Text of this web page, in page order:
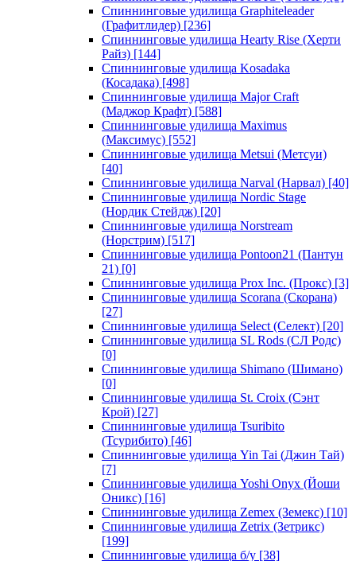
Спиннинговые удилища Graphiteleader
(Графитлидер) [236]
Спиннинговые удилища Hearty Rise (Херти
Райз) [144]
Спиннинговые удилища Kosadaka
(Косадака) [498]
Спиннинговые удилища Major Craft
(Маджор Крафт) [588]
Спиннинговые удилища Maximus
(Максимус) [552]
Спиннинговые удилища Metsui (Метсуи)
[40]
Спиннинговые удилища Narval (Нарвал) [40]
Спиннинговые удилища Nordic Stage
(Нордик Стейдж) [20]
Спиннинговые удилища Norstream
(Норстрим) [517]
Спиннинговые удилища Pontoon21 (Пантун
21) [0]
Спиннинговые удилища Prox Inc. (Прокс) [3]
Спиннинговые удилища Scorana (Скорана)
[27]
Спиннинговые удилища Select (Селект) [20]
Спиннинговые удилища SL Rods (СЛ Родс)
[0]
Спиннинговые удилища Shimano (Шимано)
[0]
Спиннинговые удилища St. Croix (Сэнт
Крой) [27]
Спиннинговые удилища Tsuribito
(Тсурибито) [46]
Спиннинговые удилища Yin Tai (Джин Тай)
[7]
Спиннинговые удилища Yoshi Onyx (Йоши
Оникс) [16]
Спиннинговые удилища Zemex (Земекс) [10]
Спиннинговые удилища Zetrix (Зетрикс)
[199]
Спиннинговые удилища б/у [38]